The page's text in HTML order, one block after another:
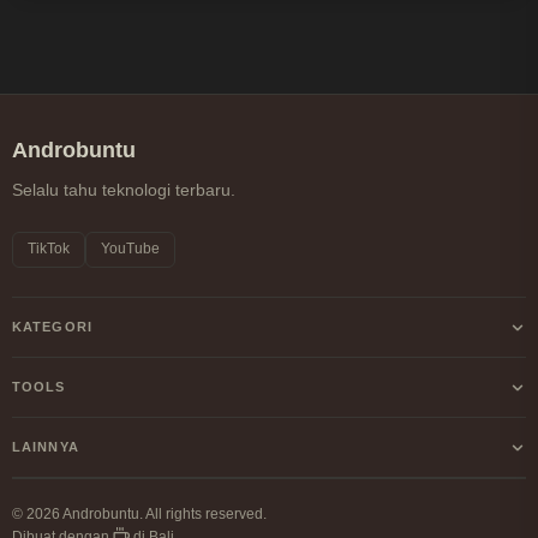
Androbuntu
Selalu tahu teknologi terbaru.
TikTok YouTube
KATEGORI
Android
Linux
TOOLS
Kalkulator Profit/Loss Crypto
Perbandingan Fee Exchange
LAINNYA
© 2026 Androbuntu. All rights reserved.